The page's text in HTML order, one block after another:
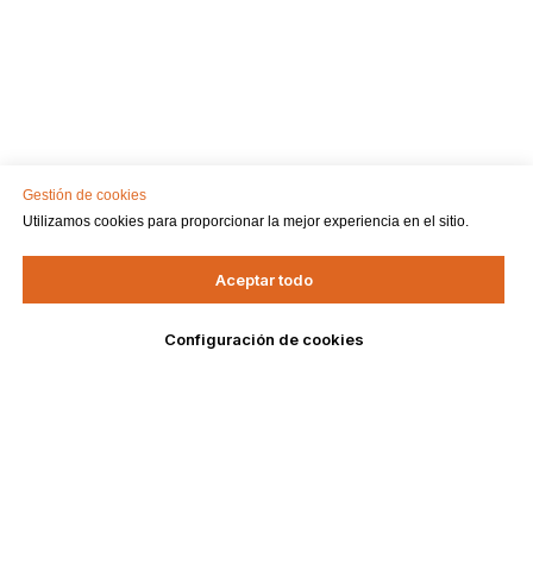
Gestión de cookies
Utilizamos cookies para proporcionar la mejor experiencia en el sitio.
Aceptar todo
Configuración de cookies